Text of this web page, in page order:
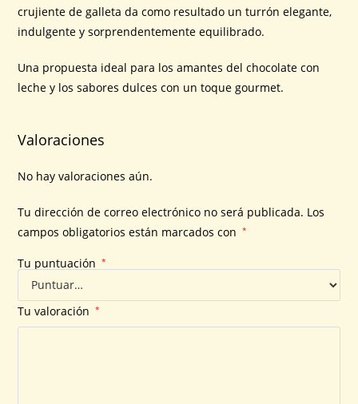
crujiente de galleta da como resultado un turrón elegante,
indulgente y sorprendentemente equilibrado.
Una propuesta ideal para los amantes del chocolate con
leche y los sabores dulces con un toque gourmet.
Valoraciones
No hay valoraciones aún.
Tu dirección de correo electrónico no será publicada. Los
campos obligatorios están marcados con
*
Tu puntuación *
Tu valoración *